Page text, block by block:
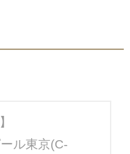
ル東京(C-